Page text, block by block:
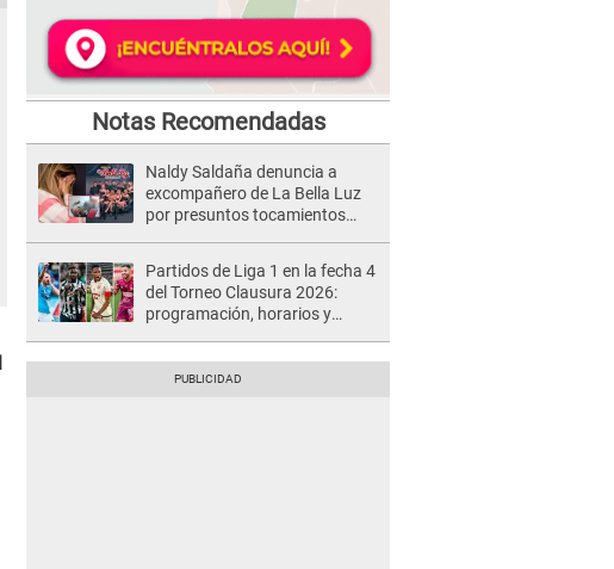
Notas Recomendadas
Naldy Saldaña denuncia a
excompañero de La Bella Luz
por presuntos tocamientos
Partidos de Liga 1 en la fecha 4
del Torneo Clausura 2026:
programación, horarios y